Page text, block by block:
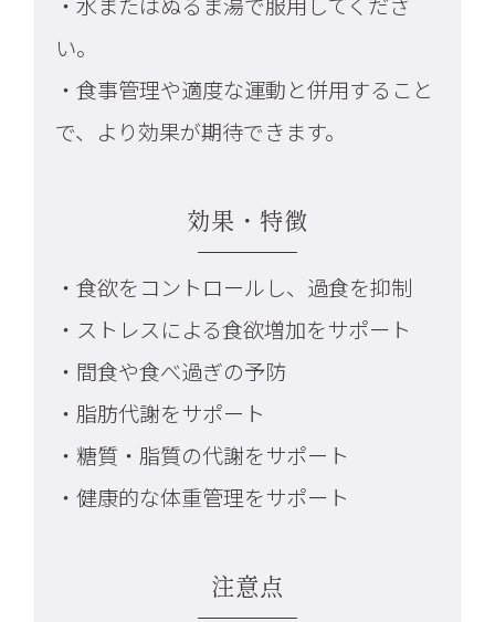
い。
・食事管理や適度な運動と併用すること
で、より効果が期待できます。
効果・特徴
・食欲をコントロールし、過食を抑制
・ストレスによる食欲増加をサポート
・間食や食べ過ぎの予防
・脂肪代謝をサポート
・糖質・脂質の代謝をサポート
・健康的な体重管理をサポート
注意点